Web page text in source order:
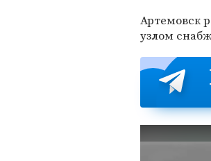
Артемовск
узлом